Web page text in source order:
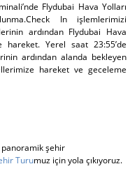
Flydubai Hava Yolları
Check In işlemlerimizi
ardından Flydubai Hava
hareket. Yerel saat 23:55’de
ardından alanda bekleyen
hareket ve geceleme
panoramik şehir
Turumuz için yola çıkıyoruz.